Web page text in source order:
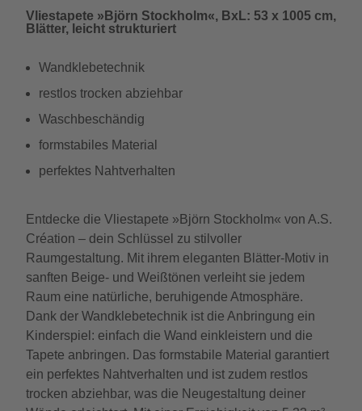
Vliestapete »Björn Stockholm«, BxL: 53 x 1005 cm,
Blätter, leicht strukturiert
Wandklebetechnik
restlos trocken abziehbar
Waschbeschändig
formstabiles Material
perfektes Nahtverhalten
Entdecke die Vliestapete »Björn Stockholm« von A.S.
Création – dein Schlüssel zu stilvoller
Raumgestaltung. Mit ihrem eleganten Blätter-Motiv in
sanften Beige- und Weißtönen verleiht sie jedem
Raum eine natürliche, beruhigende Atmosphäre.
Dank der Wandklebetechnik ist die Anbringung ein
Kinderspiel: einfach die Wand einkleistern und die
Tapete anbringen. Das formstabile Material garantiert
ein perfektes Nahtverhalten und ist zudem restlos
trocken abziehbar, was die Neugestaltung deiner